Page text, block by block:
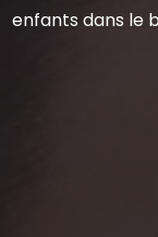
enfants dans le